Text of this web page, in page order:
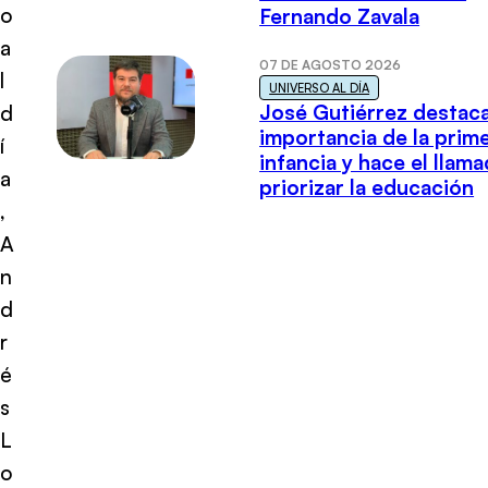
o
a
l
d
í
a
,
A
n
d
r
é
s
L
o
Fernando Zavala
07 DE AGOSTO 2026
UNIVERSO AL DÍA
José Gutiérrez
importancia de la
infancia y hace el
priorizar la educación